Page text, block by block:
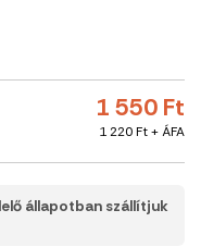
1 550 Ft
1 220 Ft + ÁFA
állapotban szállítjuk